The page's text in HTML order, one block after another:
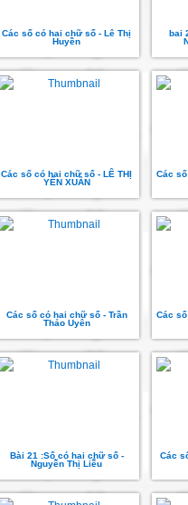
Các số có hai chữ số - Lê Thị
Huyền
bai
Các số có hai chữ số - LÊ THỊ
YẾN XUÂN
Các
Các số có hai chữ số - Trần
Thảo Uyên
Các
Bài 21 :Số có hai chữ số -
Nguyễn Thị Liễu
Các